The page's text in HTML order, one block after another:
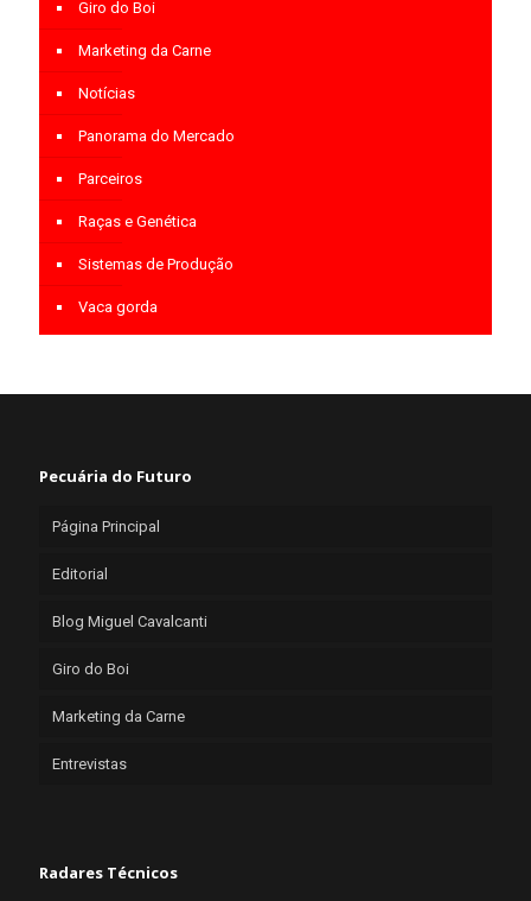
Giro do Boi
Marketing da Carne
Notícias
Panorama do Mercado
Parceiros
Raças e Genética
Sistemas de Produção
Vaca gorda
Pecuária do Futuro
Página Principal
Editorial
Blog Miguel Cavalcanti
Giro do Boi
Marketing da Carne
Entrevistas
Radares Técnicos